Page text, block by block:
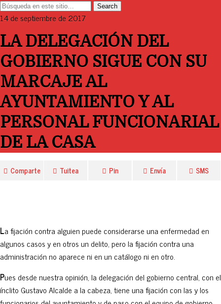
14 de septiembre de 2017
LA DELEGACIÓN DEL
GOBIERNO SIGUE CON SU
MARCAJE AL
AYUNTAMIENTO Y AL
PERSONAL FUNCIONARIAL
DE LA CASA
Comparte Tuitea Pin Envía SMS
La fijación contra alguien puede considerarse una enfermedad en
algunos casos y en otros un delito, pero la fijación contra una
administración no aparece ni en un catálogo ni en otro.
Pues desde nuestra opinión, la delegación del gobierno central, con el
ínclito Gustavo Alcalde a la cabeza, tiene una fijación con las y los